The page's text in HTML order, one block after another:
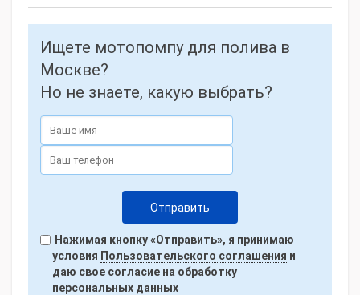
Ищете мотопомпу для полива в
Москве?
Но не знаете, какую выбрать?
Нажимая кнопку «Отправить», я принимаю
условия Пользовательского соглашения и
даю свое согласие на обработку
персональных данных